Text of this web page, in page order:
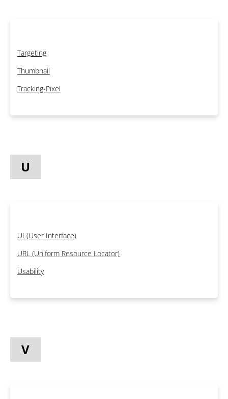
Targeting
Thumbnail
Tracking-Pixel
U
UI (User Interface)
URL (Uniform Resource Locator)
Usability
V